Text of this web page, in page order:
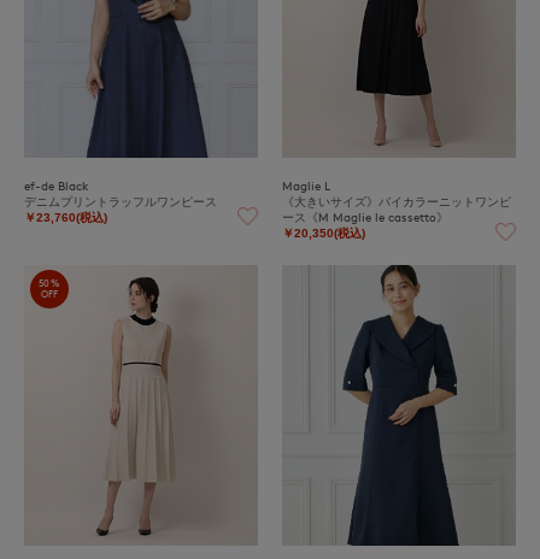
ef-de Black
デニムプリントラッフルワンピース
￥23,760(税込)
Maglie L
《大きいサイズ》バイカラーニットワンピ
ース《M Maglie le cassetto》
￥20,350(税込)
50%
OFF